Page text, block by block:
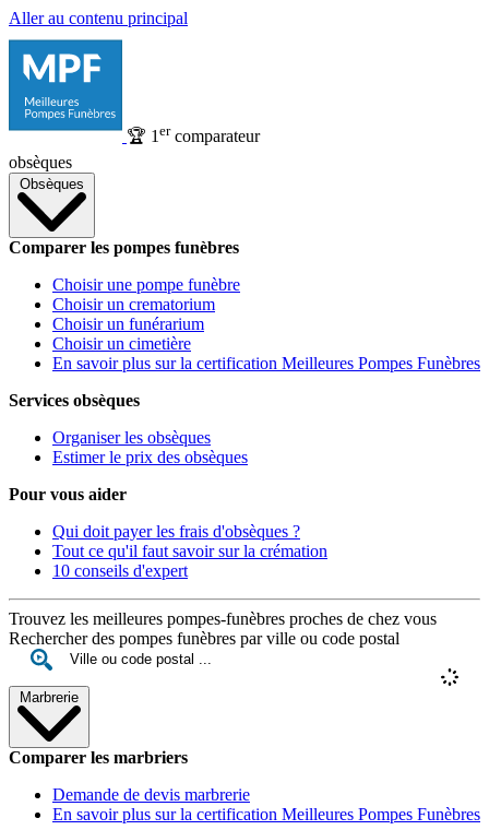
Aller au contenu principal
🏆 1 ercomparateur
obsèques
Obsèques
Comparer les pompes funèbres
Choisir une pompe funèbre
Choisir un crematorium
Choisir un funérarium
Choisir un cimetière
En savoir plus sur la certification Meilleures Pompes Funèbres
Services obsèques
Organiser les obsèques
Estimer le prix des obsèques
Pour vous aider
Qui doit payer les frais d'obsèques ?
Tout ce qu'il faut savoir sur la crémation
10 conseils d'expert
Trouvez les meilleures pompes-funèbres proches de chez vous
Rechercher des pompes funèbres par ville ou code postal
Marbrerie
Comparer les marbriers
Demande de devis marbrerie
En savoir plus sur la certification Meilleures Pompes Funèbres